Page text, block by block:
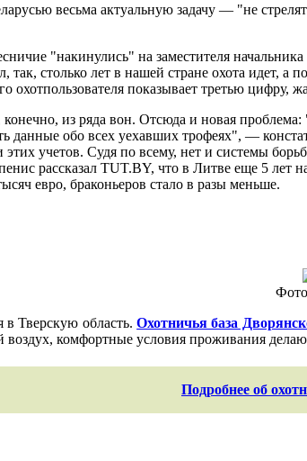
весьма актуальную задачу — "не
"накинулись" на заместителя
столько лет в нашей стране охота идет,
охотпользователя показывает третью
из ряда вон. Отсюда и новая
данные обо всех уехавших трофеях", —
учетов. Судя по всему, нет и системы
рассказал TUT.BY, что в Литве еще 5
евро, браконьеров стало в разы меньше.
в Тверскую область.Охотничья база
воздух, комфортные условия проживания
Подробнее об